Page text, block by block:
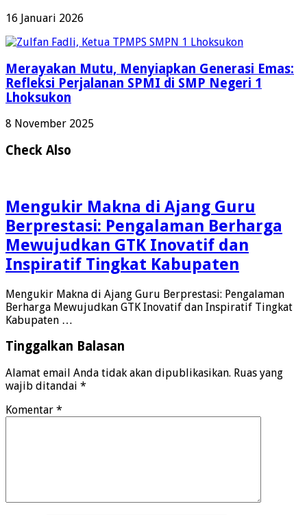
16 Januari 2026
Merayakan Mutu, Menyiapkan Generasi Emas:
Refleksi Perjalanan SPMI di SMP Negeri 1
Lhoksukon
8 November 2025
Check Also
Mengukir Makna di Ajang Guru
Berprestasi: Pengalaman Berharga
Mewujudkan GTK Inovatif dan
Inspiratif Tingkat Kabupaten
Mengukir Makna di Ajang Guru Berprestasi: Pengalaman
Berharga Mewujudkan GTK Inovatif dan Inspiratif Tingkat
Kabupaten …
Tinggalkan Balasan
Alamat email Anda tidak akan dipublikasikan. Ruas yang
wajib ditandai *
Komentar *